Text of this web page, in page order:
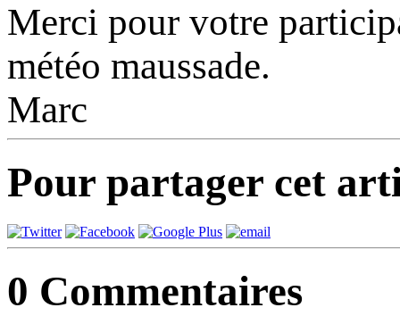
Merci pour votre
météo maussade.
Marc
Pour partager cet
0 Commentaires